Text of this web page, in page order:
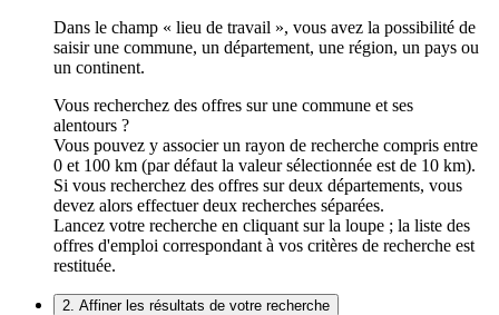
Dans le champ « lieu de travail », vous avez la possibilité de
saisir une commune, un département, une région, un pays ou
un continent.
Vous recherchez des offres sur une commune et ses
alentours ?
Vous pouvez y associer un rayon de recherche compris entre
0 et 100 km (par défaut la valeur sélectionnée est de 10 km).
Si vous recherchez des offres sur deux départements, vous
devez alors effectuer deux recherches séparées.
Lancez votre recherche en cliquant sur la loupe ; la liste des
offres d'emploi correspondant à vos critères de recherche est
restituée.
2. Affiner les résultats de votre recherche